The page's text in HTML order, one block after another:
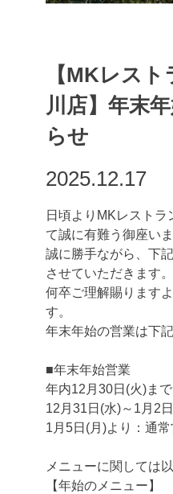
【MKレス
川店】年末
らせ
2025.12.17
日頃よりMKレストラ
て誠に有難う御座いま
誠に勝手ながら、下
させていただきます。
何卒ご理解賜ります
す。
年末年始の営業は下
■年末年始営業
年内12月30日(火)ま
12月31日(水)～1月2
1月5日(月)より：通常
メニューに関しては
【年始のメニュー】